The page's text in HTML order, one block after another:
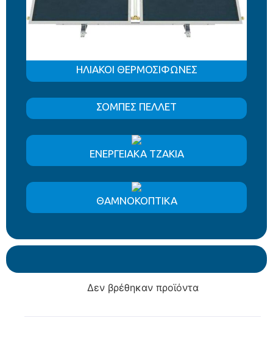
ΗΛΙΑΚΟΙ ΘΕΡΜΟΣΙΦΩΝΕΣ
ΣΟΜΠΕΣ ΠΕΛΛΕΤ
ΕΝΕΡΓΕΙΑΚΑ ΤΖΑΚΙΑ
ΘΑΜΝΟΚΟΠΤΙΚΑ
Δεν βρέθηκαν προϊόντα